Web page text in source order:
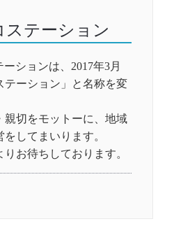
ステーション
ションは、2017年3月
テーション」と名称を変
親切をモットーに、地域
してまいります。
お待ちしております。